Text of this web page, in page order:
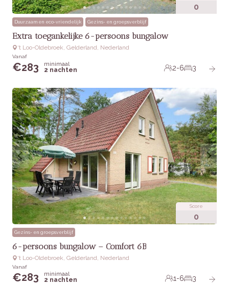
0
Duurzaam en eco-vriendelijk Gezins- en groepsverblijf
Extra toegankelijke 6-persoons bungalow
‘t Loo-Oldebroek, Gelderland, Nederland
Vanaf
€283
minimaal
2 nachten
2-6 3
Score
0
Gezins- en groepsverblijf
6-persoons bungalow – Comfort 6B
‘t Loo-Oldebroek, Gelderland, Nederland
Vanaf
€283
minimaal
2 nachten
1-6 3